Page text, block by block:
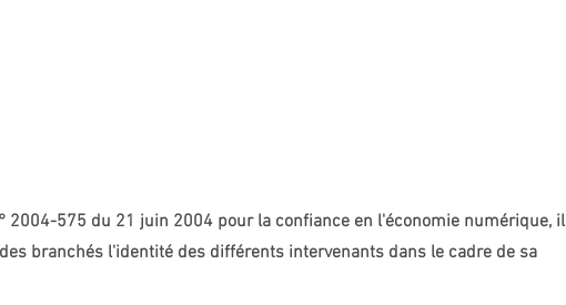
2004-575 du 21 juin 2004 pour la confiance en l'économie numérique, il
branchés l'identité des différents intervenants dans le cadre de sa